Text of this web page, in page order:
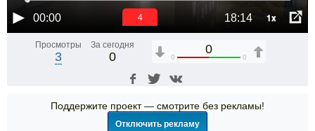
00:00 18:14 1x
4
Просмотры
3
За сегодня
0
0
0 0
Поддержите проект — смотрите без рекламы!
Отключить рекламу